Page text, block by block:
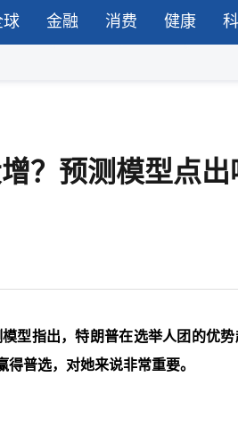
球 金融 消费 健康
？预测模型点
型指出，特朗普在选举人团的优
普选，对她来说非常重要。